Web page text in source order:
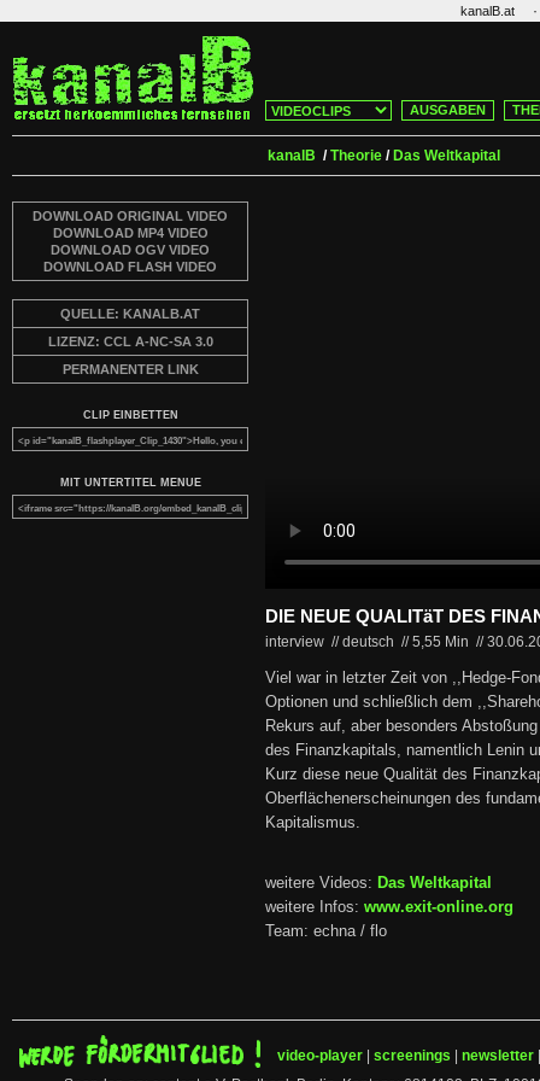
kanalB.at ·
AUSGABEN
kanalB /Theorie / Das Weltkapital
DOWNLOAD ORIGINAL VIDEO
DOWNLOAD MP4 VIDEO
DOWNLOAD OGV VIDEO
DOWNLOAD FLASH VIDEO
QUELLE: KANALB.AT
LIZENZ: CCL A-NC-SA 3.0
PERMANENTER LINK
CLIP EINBETTEN
MIT UNTERTITEL MENUE
DIE NEUE QUALITäT DES
interview // deutsch //5,55 Min //
Viel war in letzter Zeit von ,,Hedge-
Optionen und schließlich dem
Rekurs auf, aber besonders
des Finanzkapitals, namentlich Lenin
Kurz diese neue Qualität des
Oberflächenerscheinungen des
Kapitalismus.
weitere Videos: Das Weltkapital
weitere Infos: www.exit-online.org
Team: echna / flo
video-player screenings newsletter